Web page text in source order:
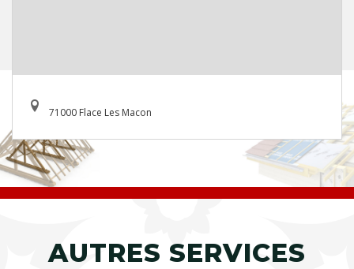
71000 Flace Les Macon
AUTRES SERVICES